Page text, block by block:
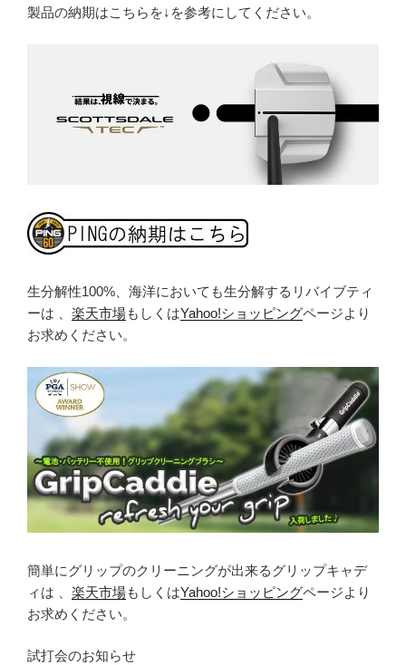
製品の納期はこちらを↓を参考にしてください。
生分解性100%、海洋においても生分解するリバイブティ
ーは 、 楽天市場もしくはYahoo!ショッピングページより
お求めください。
簡単にグリップのクリーニングが出来るグリップキャデ
ィは 、 楽天市場もしくはYahoo!ショッピングページより
お求めください。
試打会のお知らせ